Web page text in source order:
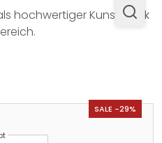
hochwertiger Kunstdruck
SALE -29%